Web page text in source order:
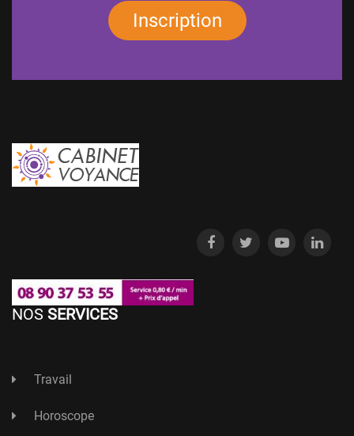
Inscription
NOS SERVICES
Travail
Horoscope